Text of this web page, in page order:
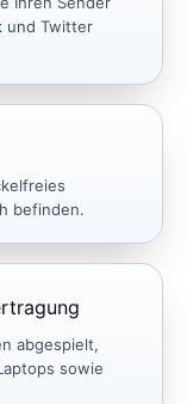
und Twitter
befinden.
abgespielt,
sowie